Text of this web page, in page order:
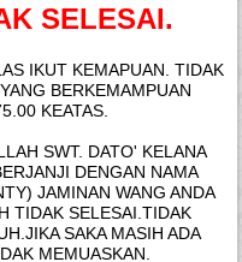
SELESAI.
IKUT KEMAPUAN. TIDAK
BERKEMAMPUAN
KEATAS.
SWT. DATO' KELANA
DENGAN NAMA
JAMINAN WANG ANDA
TIDAK SELESAI.TIDAK
SAKA MASIH ADA
MEMUASKAN.